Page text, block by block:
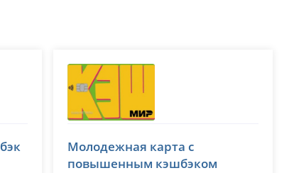
лицензия № 2673
Молодежная карта с
повышенным кэшбэком